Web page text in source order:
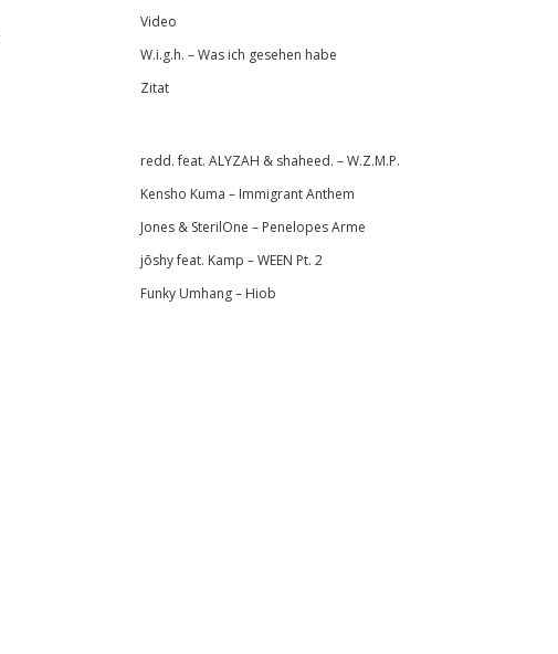
Video
W.i.g.h. – Was ich gesehen habe
Zitat
redd. feat. ALYZAH & shaheed. – W.Z.M.P.
Kensho Kuma – Immigrant Anthem
Jones & SterilOne – Penelopes Arme
jōshy feat. Kamp – WEEN Pt. 2
Funky Umhang – Hiob